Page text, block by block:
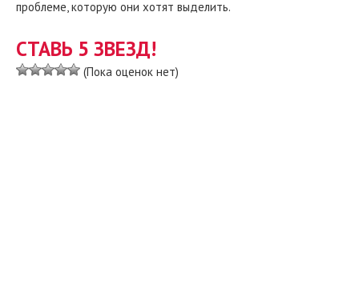
проблеме, которую они хотят выделить.
СТАВЬ 5 ЗВЕЗД!
(Пока оценок нет)